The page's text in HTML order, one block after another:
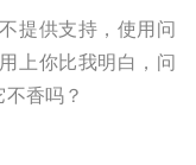
提供支持，使用问
上你比我明白，问
香吗？